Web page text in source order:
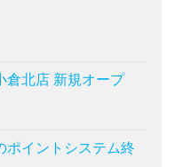
倉北店 新規オープ
ポイントシステム終